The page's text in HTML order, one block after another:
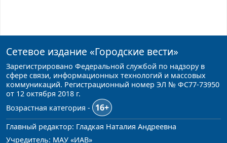
Сетевое издание «Городские вести»
Зарегистрировано Федеральной службой по надзору в
сфере связи, информационных технологий и массовых
коммуникаций. Регистрационный номер ЭЛ № ФС77-73950
от 12 октября 2018 г.
Возрастная категория -
16+
Главный редактор: Гладкая Наталия Андреевна
Учредитель: МАУ «ИАВ»